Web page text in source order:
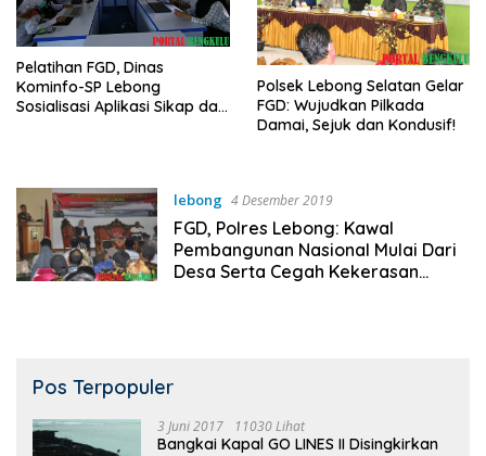
Pelatihan FGD, Dinas
Kominfo-SP Lebong
Sosialisasi Aplikasi Sikap dan
Polsek Lebong Selatan Gelar
FGD: Wujudkan Pilkada
Damai, Sejuk dan Kondusif!
lebong 4 Desember 2019
FGD, Polres Lebong: Kawal
Pembangunan Nasional Mulai Dari
Desa Serta Cegah Kekerasan
Pos Terpopuler
3 Juni 2017 11030 Lihat
Bangkai Kapal GO LINES II Disingkirkan